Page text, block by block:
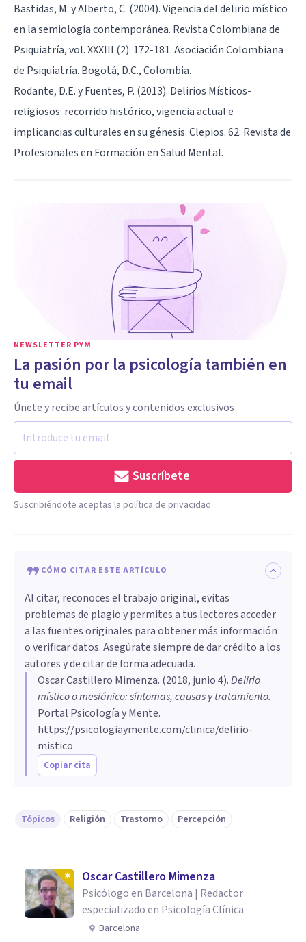
Bastidas, M. y Alberto, C. (2004). Vigencia del delirio místico
en la semiología contemporánea. Revista Colombiana de
Psiquiatría, vol. XXXIII (2): 172-181. Asociación Colombiana
de Psiquiatría. Bogotá, D.C., Colombia.
Rodante, D.E. y Fuentes, P. (2013). Delirios Místicos-
religiosos: recorrido histórico, vigencia actual e
implicancias culturales en su génesis. Clepios. 62. Revista de
Profesionales en Formación en Salud Mental.
NEWSLETTER PYM
La pasión por la psicología también en
tu email
Únete y recibe artículos y contenidos exclusivos
Suscríbete
Suscribiéndote aceptas la política de privacidad
CÓMO CITAR ESTE ARTÍCULO
Al citar, reconoces el trabajo original, evitas
problemas de plagio y permites a tus lectores acceder
a las fuentes originales para obtener más información
o verificar datos. Asegúrate siempre de dar crédito a los
autores y de citar de forma adecuada.
Oscar Castillero Mimenza. (2018, junio 4).Delirio
místico o mesiánico: síntomas, causas y tratamiento.
Portal Psicología y Mente.
https://psicologiaymente.com/clinica/delirio-
mistico
Copiar cita
Tópicos Religión Trastorno Percepción
Oscar Castillero Mimenza
Psicólogo en Barcelona | Redactor
especializado en Psicología Clínica
Barcelona